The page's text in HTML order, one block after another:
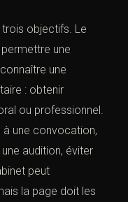
trois objectifs. Le
une
une
: obtenir
ou professionnel.
une convocation,
audition, éviter
peut
la page doit les